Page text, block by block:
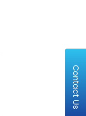
Contact Us